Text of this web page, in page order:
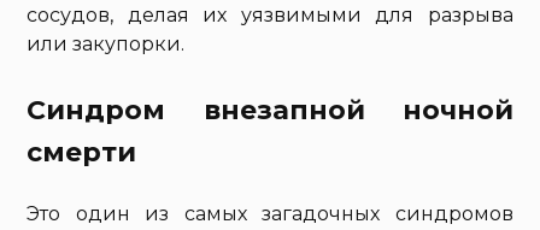
сосудов, делая их уязвимыми для разрыва
или закупорки.
Синдром внезапной ночной
смерти
Это один из самых загадочных синдромов